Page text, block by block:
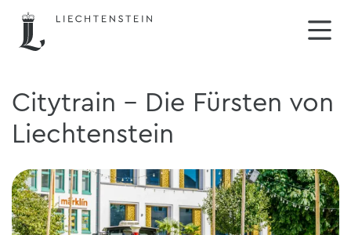
Citytrain - Die Fürsten von
Liechtenstein